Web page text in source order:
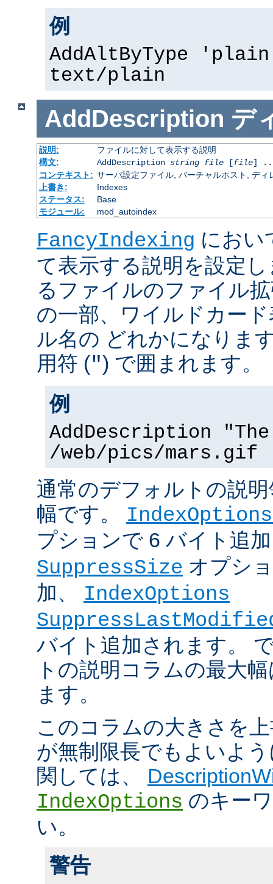
例
AddAltByType
text/plain
AddDescription デ
説明:
ファイルに対して表示する説明
構文:
AddDescription string file[file]
コンテキスト: サーバ設定ファイル, バーチャルホスト, ディ
上書き:
Indexes
ステータス:
Base
モジュール:
mod_autoindex
FancyIndexing におい
て表示する説明を設定
るファイルのファイル
の一部、ワイルドカー
ル名の どれかになりま
用符 (") で囲まれます。
例
AddDescription
/web/pics/mars.gif
通常のデフォルトの説
幅です。
プションで 6 バイト追
SuppressSize オプシ
加、 IndexOptions
バイト追加されます。
トの説明コラムの最大
ます。
このコラムの大きさを
が無制限長でもよいよ
関しては、
IndexOptions のキー
い。
警告